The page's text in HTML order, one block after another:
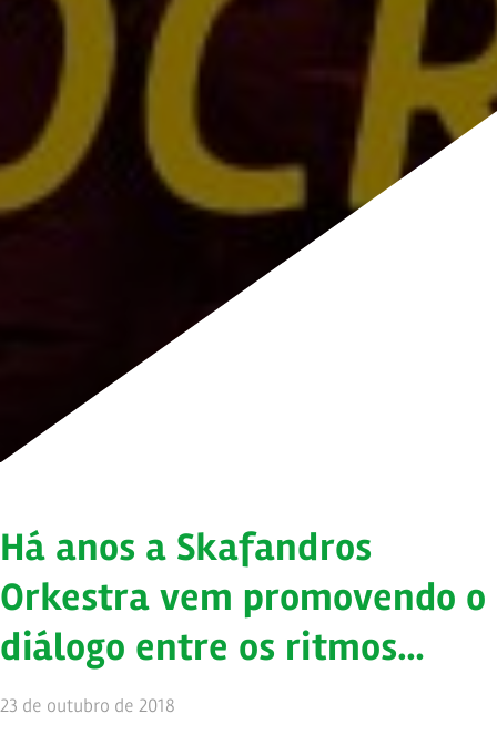
Há anos a Skafandros
Orkestra vem promovendo o
diálogo entre os ritmos…
23 de outubro de 2018